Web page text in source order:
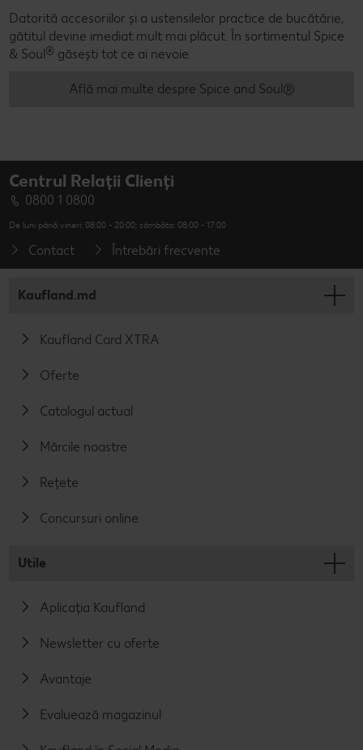
Datorită accesoriilor și a ustensilelor practice de bucătărie,
gătitul devine imediat mult mai plăcut. În sortimentul Spice
& Soul® găsești tot ce ai nevoie.
Află mai multe despre Spice and Soul®
Centrul Relații Clienți
0800 1 0800
De luni până vineri: 08:00 - 20:00; sâmbăta: 08:00 - 17:00
Contact Întrebări frecvente
Kaufland.md
Kaufland Card XTRA
Oferte
Catalogul actual
Mărcile noastre
Rețete
Concursuri online
Utile
Aplicația Kaufland
Newsletter cu oferte
Avantaje
Evaluează magazinul